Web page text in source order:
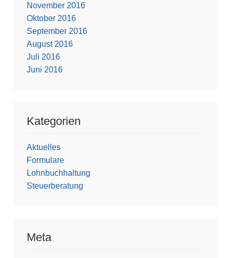
November 2016
Oktober 2016
September 2016
August 2016
Juli 2016
Juni 2016
Kategorien
Aktuelles
Formulare
Lohnbuchhaltung
Steuerberatung
Meta